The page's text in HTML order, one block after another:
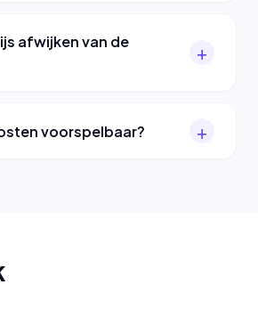
afwijken van de
voorspelbaar?